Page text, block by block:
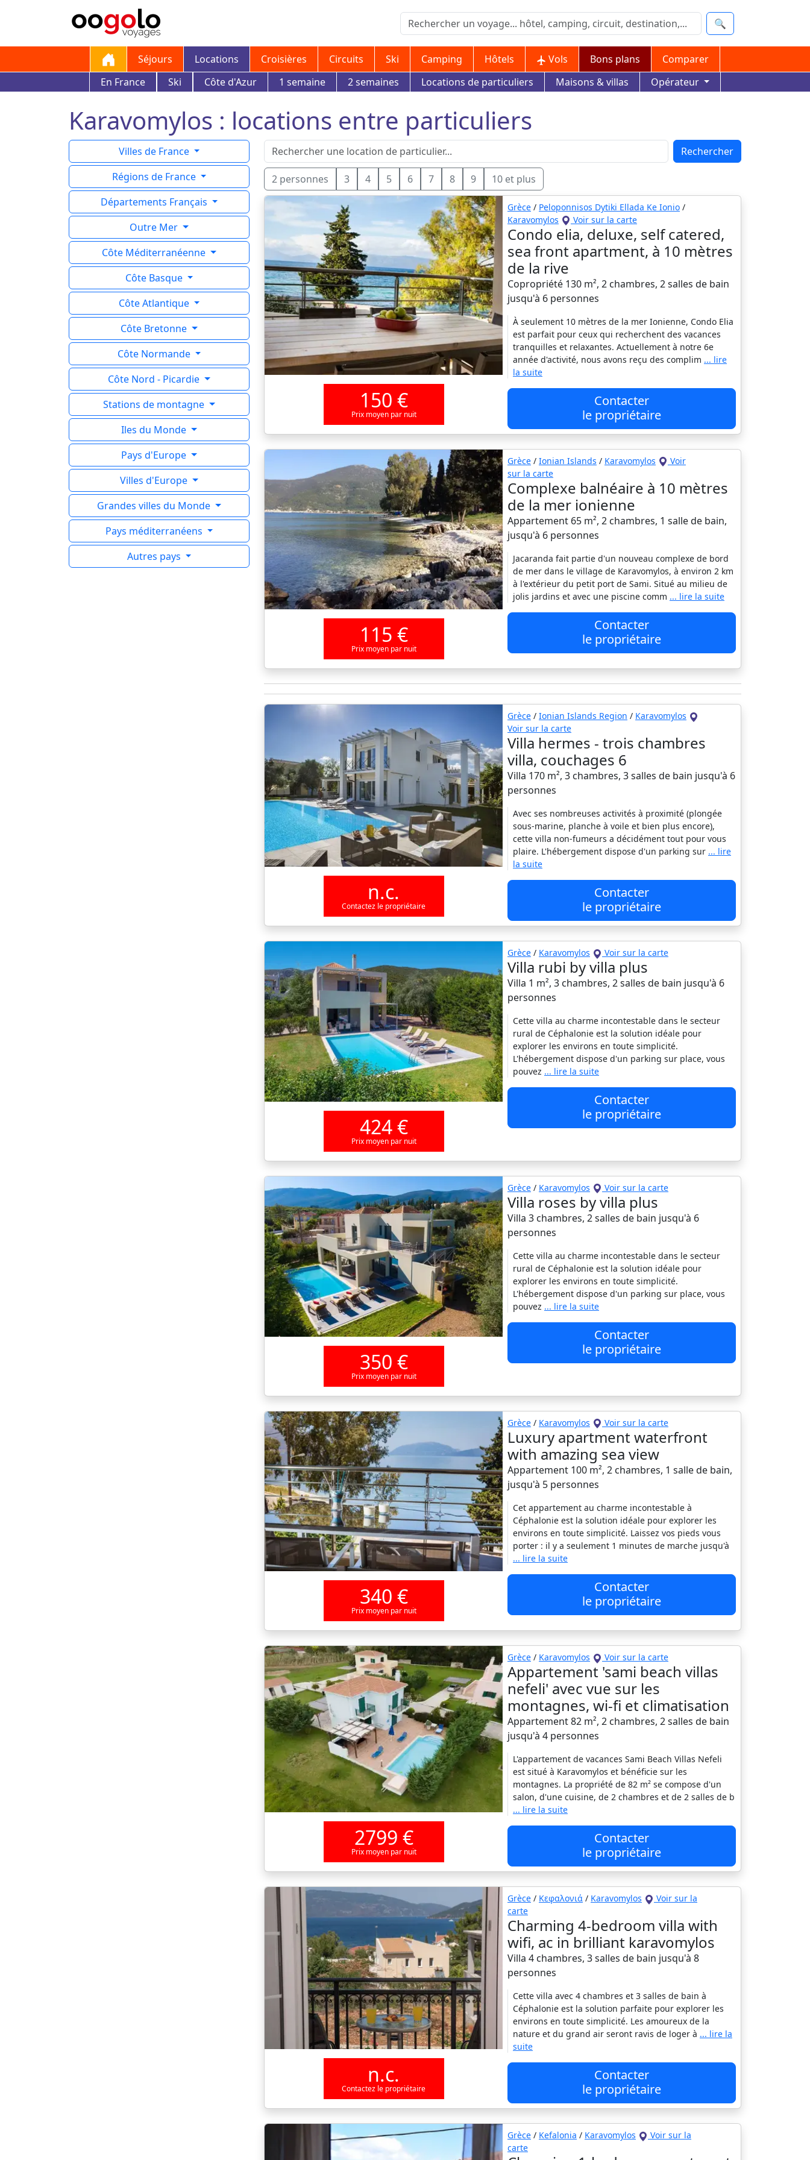
🔍
Séjours Locations Croisières Circuits Ski Camping Hôtels Vols Bons plans
Comparer
En France
Ski Côte d'Azur 1 semaine 2 semaines Locations de particuliers Maisons & villas Opérateur
Karavomylos : locations entre particuliers
Villes de France
Régions de France
Départements Français
Outre Mer
Côte Méditerranéenne
Côte Basque
Côte Atlantique
Côte Bretonne
Côte Normande
Côte Nord - Picardie
Stations de montagne
Iles du Monde
Pays d'Europe
Villes d'Europe
Grandes villes du Monde
Pays méditerranéens
Autres pays
Rechercher
2 personnes 3 4 5 6 7 8 9 10 et plus
150 €
Prix moyen par nuit
Grèce / Peloponnisos Dytiki Ellada Ke Ionio /
Karavomylos
Voir sur la carte
Condo elia, deluxe, self catered,
sea front apartment, à 10 mètres
de la rive
Copropriété 130 m², 2 chambres, 2 salles de bain
jusqu'à 6 personnes
À seulement 10 mètres de la mer Ionienne, Condo Elia
est parfait pour ceux qui recherchent des vacances
tranquilles et relaxantes. Actuellement à notre 6e
année d'activité, nous avons reçu des complim ... lire
la suite
Contacter
le propriétaire
115 €
Prix moyen par nuit
Grèce / Ionian Islands / Karavomylos
Voir
sur la carte
Complexe balnéaire à 10 mètres
de la mer ionienne
Appartement 65 m², 2 chambres, 1 salle de bain,
jusqu'à 6 personnes
Jacaranda fait partie d'un nouveau complexe de bord
de mer dans le village de Karavomylos, à environ 2 km
à l'extérieur du petit port de Sami. Situé au milieu de
jolis jardins et avec une piscine comm ... lire la suite
Contacter
le propriétaire
n.c.
Contactez le propriétaire
Grèce / Ionian Islands Region / Karavomylos
Voir sur la carte
Villa hermes - trois chambres
villa, couchages 6
Villa 170 m², 3 chambres, 3 salles de bain jusqu'à 6
personnes
Avec ses nombreuses activités à proximité (plongée
sous-marine, planche à voile et bien plus encore),
cette villa non-fumeurs a décidément tout pour vous
plaire. L'hébergement dispose d'un parking sur ... lire
la suite
Contacter
le propriétaire
424 €
Prix moyen par nuit
Grèce / Karavomylos Voir sur la carte
Villa rubi by villa plus
Villa 1 m², 3 chambres, 2 salles de bain jusqu'à 6
personnes
Cette villa au charme incontestable dans le secteur
rural de Céphalonie est la solution idéale pour
explorer les environs en toute simplicité.
L'hébergement dispose d'un parking sur place, vous
pouvez ... lire la suite
Contacter
le propriétaire
350 €
Prix moyen par nuit
Grèce / Karavomylos Voir sur la carte
Villa roses by villa plus
Villa 3 chambres, 2 salles de bain jusqu'à 6
personnes
Cette villa au charme incontestable dans le secteur
rural de Céphalonie est la solution idéale pour
explorer les environs en toute simplicité.
L'hébergement dispose d'un parking sur place, vous
pouvez ... lire la suite
Contacter
le propriétaire
340 €
Prix moyen par nuit
Grèce / Karavomylos Voir sur la carte
Luxury apartment waterfront
with amazing sea view
Appartement 100 m², 2 chambres, 1 salle de bain,
jusqu'à 5 personnes
Cet appartement au charme incontestable à
Céphalonie est la solution idéale pour explorer les
environs en toute simplicité. Laissez vos pieds vous
porter : il y a seulement 1 minutes de marche jusqu'à
... lire la suite
Contacter
le propriétaire
2799 €
Prix moyen par nuit
Grèce / Karavomylos Voir sur la carte
Appartement 'sami beach villas
nefeli' avec vue sur les
montagnes, wi-fi et climatisation
Appartement 82 m², 2 chambres, 2 salles de bain
jusqu'à 4 personnes
L'appartement de vacances Sami Beach Villas Nefeli
est situé à Karavomylos et bénéficie sur les
montagnes. La propriété de 82 m² se compose d'un
salon, d'une cuisine, de 2 chambres et de 2 salles de b
... lire la suite
Contacter
le propriétaire
n.c.
Contactez le propriétaire
Grèce / Κεφαλονιά / Karavomylos
Voir sur la
carte
Charming 4-bedroom villa with
wifi, ac in brilliant karavomylos
Villa 4 chambres, 3 salles de bain jusqu'à 8
personnes
Cette villa avec 4 chambres et 3 salles de bain à
Céphalonie est la solution parfaite pour explorer les
environs en toute simplicité. Les amoureux de la
nature et du grand air seront ravis de loger à ... lire la
suite
Contacter
le propriétaire
Grèce / Kefalonia / Karavomylos
Voir sur la
carte